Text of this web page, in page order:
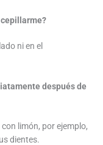
ni en el
después de
limón, por ejemplo,
dientes.